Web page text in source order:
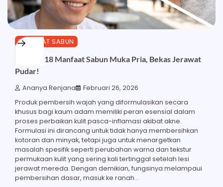
MANFAAT SABUN
Ketahui 18 Manfaat Sabun Muka Pria, Bekas Jerawat
Pudar!
Ananya Renjana Februari 26, 2026
Produk pembersih wajah yang diformulasikan secara
khusus bagi kaum adam memiliki peran esensial dalam
proses perbaikan kulit pasca-inflamasi akibat akne.
Formulasi ini dirancang untuk tidak hanya membersihkan
kotoran dan minyak, tetapi juga untuk menargetkan
masalah spesifik seperti perubahan warna dan tekstur
permukaan kulit yang sering kali tertinggal setelah lesi
jerawat mereda. Dengan demikian, fungsinya melampaui
pembersihan dasar, masuk ke ranah…